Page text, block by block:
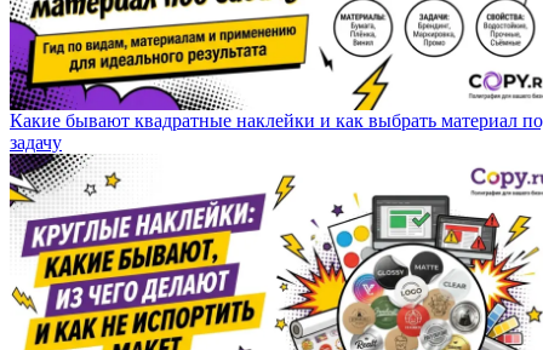
Какие бывают квадратные наклейки и как выбрать материал
задачу